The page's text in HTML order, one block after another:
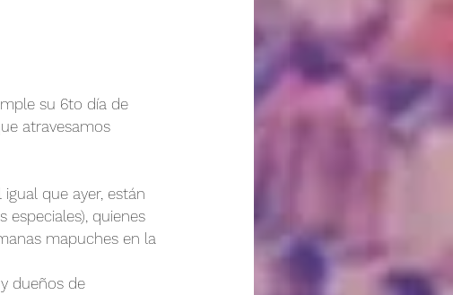
su 6to día de
atravesamos
que ayer, están
especiales), quienes
mapuches en la
dueños de